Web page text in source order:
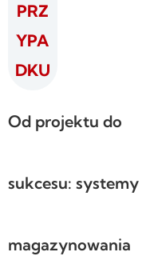
PRZ
YPA
DKU
Od projektu do
sukcesu: systemy
magazynowania